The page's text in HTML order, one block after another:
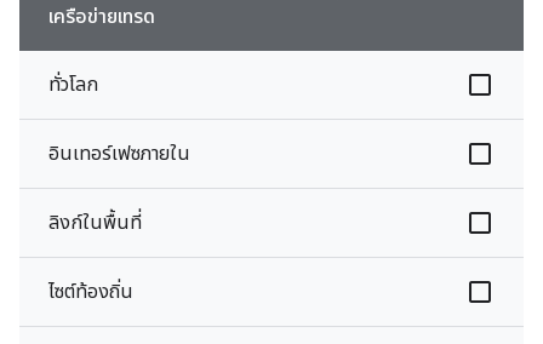
เครือข่ายเทรด
ทั่วโลก
อินเทอร์เฟซภายใน
ลิงก์ในพื้นที่
ไซต์ท้องถิ่น